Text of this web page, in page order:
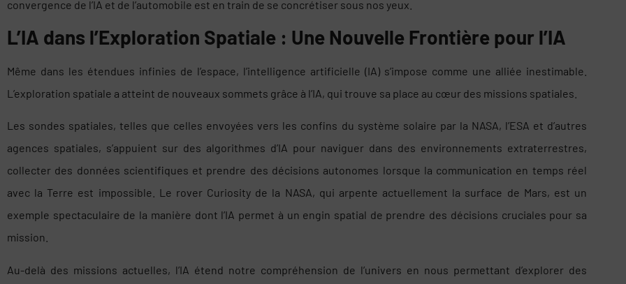
convergence de l’IA et de l’automobile est en train de se concrétiser sous nos yeux.
L’IA dans l’Exploration Spatiale : Une Nouvelle Frontière pour l’IA
Même dans les étendues infinies de l’espace, l’intelligence artificielle (IA) s’impose comme une alliée inestimable.
L’exploration spatiale a atteint de nouveaux sommets grâce à l’IA, qui trouve sa place au cœur des missions spatiales.
Les sondes spatiales, telles que celles envoyées vers les confins du système solaire par la NASA, l’ESA et d’autres
agences spatiales, s’appuient sur des algorithmes d’IA pour naviguer dans des environnements extraterrestres,
collecter des données scientifiques et prendre des décisions autonomes lorsque la communication en temps réel
avec la Terre est impossible. Le rover Curiosity de la NASA, qui arpente actuellement la surface de Mars, est un
exemple spectaculaire de la manière dont l’IA permet à un engin spatial de prendre des décisions cruciales pour sa
mission.
Au-delà des missions actuelles, l’IA étend notre compréhension de l’univers en nous permettant d’explorer des